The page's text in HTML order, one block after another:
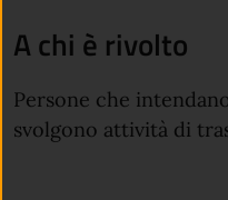
A chi è rivolto
Persone che
svolgono attività di